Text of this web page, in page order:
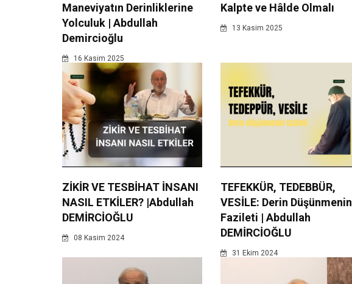
Maneviyatın Derinliklerine
Yolculuk | Abdullah
Demircioğlu
16 Kasim 2025
Kalpte ve Hâlde Olmalı
13 Kasim 2025
ZİKİR VE TESBİHAT İNSANI
NASIL ETKİLER? |Abdullah
DEMİRCİOĞLU
08 Kasim 2024
TEFEKKÜR, TEDEBBÜR,
VESİLE: Derin Düşünmenin
Fazileti | Abdullah
DEMİRCİOĞLU
31 Ekim 2024